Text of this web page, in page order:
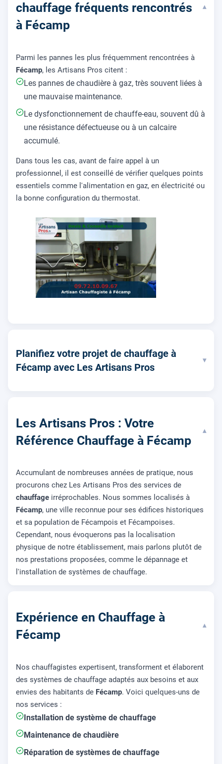
chauffage fréquents rencontrés
à Fécamp
▾
Parmi les pannes les plus fréquemment rencontrées à
Fécamp, les Artisans Pros citent :
Les pannes de chaudière à gaz, très souvent liées à
une mauvaise maintenance.
Le dysfonctionnement de chauffe-eau, souvent dû à
une résistance défectueuse ou à un calcaire
accumulé.
Dans tous les cas, avant de faire appel à un
professionnel, il est conseillé de vérifier quelques points
essentiels comme l'alimentation en gaz, en électricité ou
la bonne configuration du thermostat.
Planifiez votre projet de chauffage à
Fécamp avec Les Artisans Pros
▾
Les Artisans Pros : Votre
Référence Chauffage à Fécamp
▾
Accumulant de nombreuses années de pratique, nous
procurons chez Les Artisans Pros des services de
chauffage irréprochables. Nous sommes localisés à
Fécamp, une ville reconnue pour ses édifices historiques
et sa population de Fécampois et Fécampoises.
Cependant, nous évoquerons pas la localisation
physique de notre établissement, mais parlons plutôt de
nos prestations proposées, comme le dépannage et
l'installation de systèmes de chauffage.
Expérience en Chauffage à
Fécamp
▾
Nos chauffagistes expertisent, transforment et élaborent
des systèmes de chauffage adaptés aux besoins et aux
envies des habitants de Fécamp. Voici quelques-uns de
nos services :
Installation de système de chauffage
Maintenance de chaudière
Réparation de systèmes de chauffage